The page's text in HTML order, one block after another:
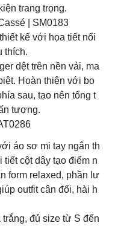
trang trọng.
| SM0183
kế với họa tiết nổi
thích.
dệt trên nền vải, ma
Hoàn thiện với bo
sau, tạo nên tổng t
tượng.
áo sơ mi tay ngắn th
tiết cột dây tạo điểm n
form relaxed, phần lư
outfit cân đối, hài h
đủ size từ S đến